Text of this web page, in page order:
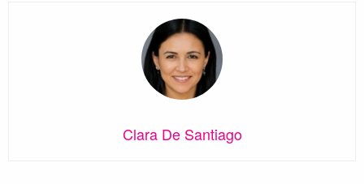
Clara De Santiago